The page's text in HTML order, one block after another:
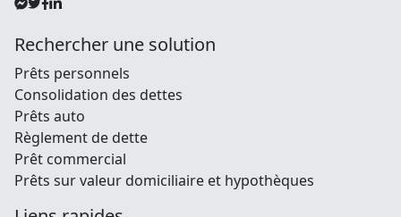
Rechercher une solution
Prêts personnels
Consolidation des dettes
Prêts auto
Règlement de dette
Prêt commercial
Prêts sur valeur domiciliaire et hypothèques